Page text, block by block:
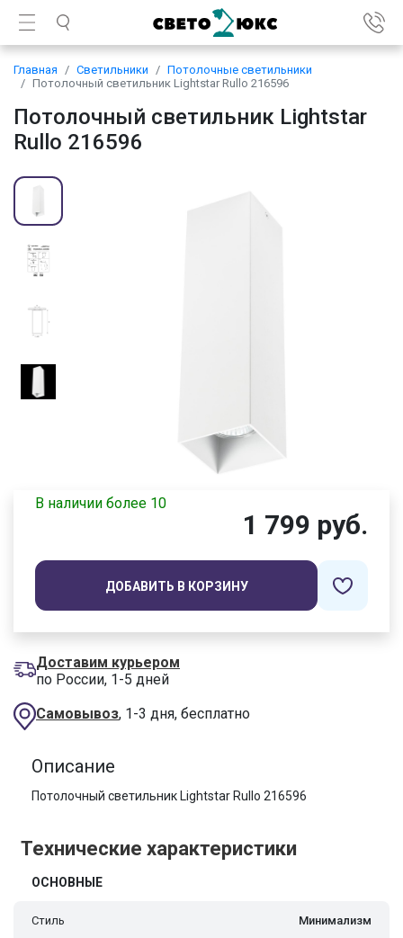
Главная Светильники
Потолочные светильники
Потолочный светильник Lightstar Rullo 216596
Потолочный светильник Lightstar
Rullo 216596
В наличии более 10
1 799 руб.
ДОБАВИТЬ В КОРЗИНУ
Доставим курьером
по России, 1-5 дней
Самовывоз, 1-3 дня, бесплатно
Описание
Потолочный светильник Lightstar Rullo 216596
Технические характеристики
ОСНОВНЫЕ
Стиль
Минимализм